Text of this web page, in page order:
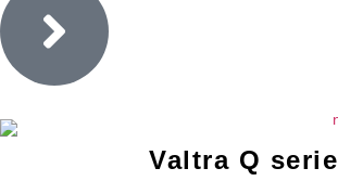
Valtra Q serie